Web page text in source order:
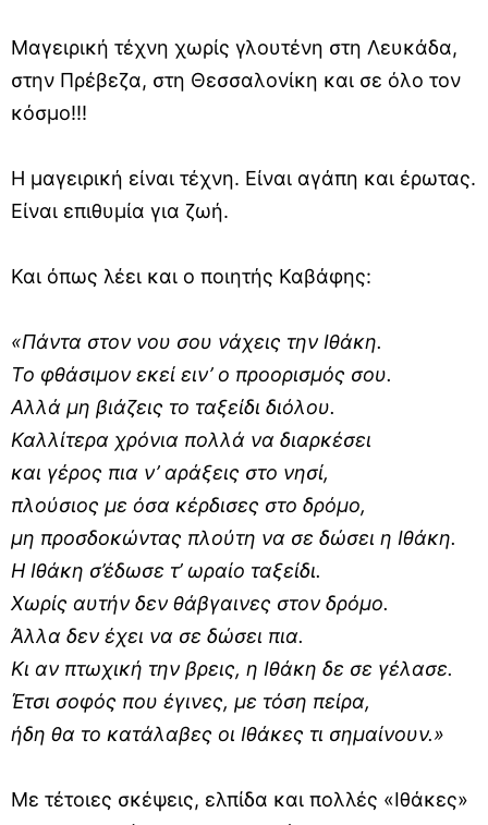
Μαγειρική τέχνη χωρίς γλουτένη στη Λευκάδα,
στην Πρέβεζα, στη Θεσσαλονίκη και σε όλο τον
κόσμο!!!
Η μαγειρική είναι τέχνη. Είναι αγάπη και έρωτας.
Είναι επιθυμία για ζωή.
Και όπως λέει και ο ποιητής Καβάφης:
«Πάντα στον νου σου νάχεις την Ιθάκη.
Το φθάσιμον εκεί ειν’ ο προορισμός σου.
Αλλά μη βιάζεις το ταξείδι διόλου.
Καλλίτερα χρόνια πολλά να διαρκέσει
και γέρος πια ν’ αράξεις στο νησί,
πλούσιος με όσα κέρδισες στο δρόμο,
μη προσδοκώντας πλούτη να σε δώσει η Ιθάκη.
Η Ιθάκη σ’έδωσε τ’ ωραίο ταξείδι.
Χωρίς αυτήν δεν θάβγαινες στον δρόμο.
Άλλα δεν έχει να σε δώσει πια.
Κι αν πτωχική την βρεις, η Ιθάκη δε σε γέλασε.
Έτσι σοφός που έγινες, με τόση πείρα,
ήδη θα το κατάλαβες οι Ιθάκες τι σημαίνουν.»
Με τέτοιες σκέψεις, ελπίδα και πολλές «Ιθάκες»